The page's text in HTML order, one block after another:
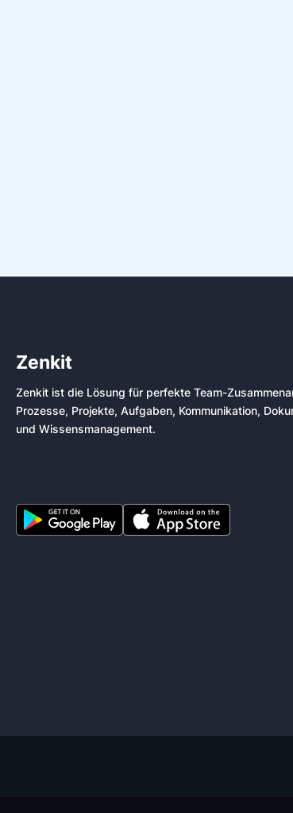
Zenkit
Zenkit ist die Lösung für perfekte Team-
Prozesse, Projekte, Aufgaben, Kommunikation,
und Wissensmanagement.